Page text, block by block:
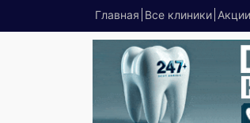
Главная Все клиники